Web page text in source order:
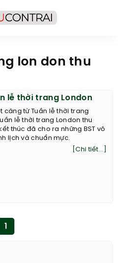
lon don thu
lễ thời trang London
căng từ Tuần lễ thời trang
lễ thời trang London thu
thúc đã cho ra những BST vô
lịch và chuẩn mực.
[Chi tiết...]
1